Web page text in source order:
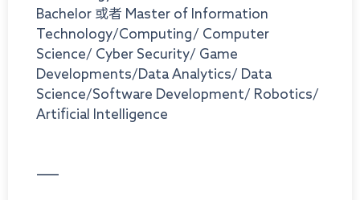
Bachelor 或者 Master of Information
Technology/Computing/ Computer
Science/ Cyber Security/ Game
Developments/Data Analytics/ Data
Science/Software Development/ Robotics/
Artificial Intelligence
——